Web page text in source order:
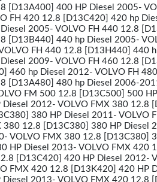
[D13A400] 400 HP Diesel 2005-
FH 420 12.8 [D13C420] 420 hp
2005- VOLVO FH 440 12.8
[D13B440] 440 hp Diesel 2005-
FH 440 12.8 [D13H440] 440
2009- VOLVO FH 460 12.8
460 hp Diesel 2012- VOLVO FH
[D13A480] 480 hp Diesel 2006-
FM 500 12.8 [D13C500] 500
Diesel 2012- VOLVO FMX 380 12.8
380 HP Diesel 2011- VOLVO
380 12.8 [D13C380] 380 HP Diesel
VOLVO FMX 380 12.8 [D13C380]
HP Diesel 2013- VOLVO FMX 420
[D13C420] 420 HP Diesel 2012-
FMX 420 12.8 [D13K420] 420 HP
Diesel 2013- VOLVO FMX 420 12.8